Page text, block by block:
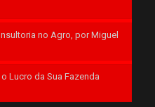
no Agro, por Miguel
Lucro da Sua Fazenda